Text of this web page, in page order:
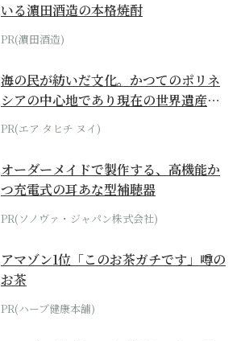
いる濵田酒造の本格焼酎
PR(濵田酒造)
海の民が紡いだ文化。かつてのポリネ
シアの中心地であり現在の世界遺産か
らみえてくる...
PR(エア タヒチ ヌイ)
オーダーメイドで製作する、高機能か
つ充電式の耳あな型補聴器
PR(ソノヴァ・ジャパン株式会社)
アマゾン1位「このお茶ガチです」噂の
お茶
PR(ハーブ健康本舗)